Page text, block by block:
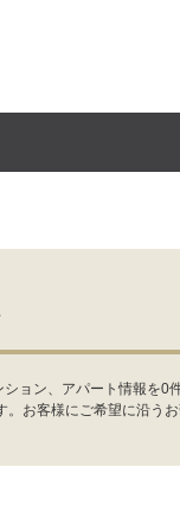
ョン、アパート情報を0
お客様にご希望に沿う